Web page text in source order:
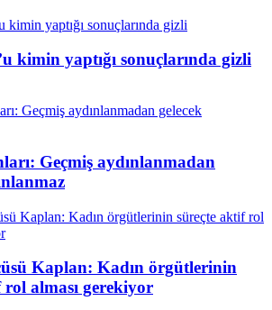
kimin yaptığı sonuçlarında gizli
Geçmiş aydınlanmadan
Kaplan: Kadın örgütlerinin
alması gerekiyor